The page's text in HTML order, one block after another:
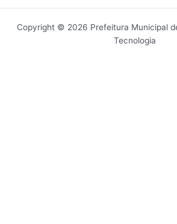
Copyright © 2026 Prefeitura Municipal
Tecnologia